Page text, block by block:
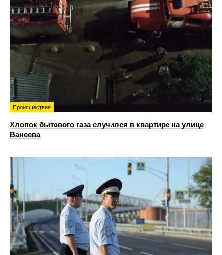
Происшествия
Хлопок бытового газа случился в квартире на улице
Ванеева